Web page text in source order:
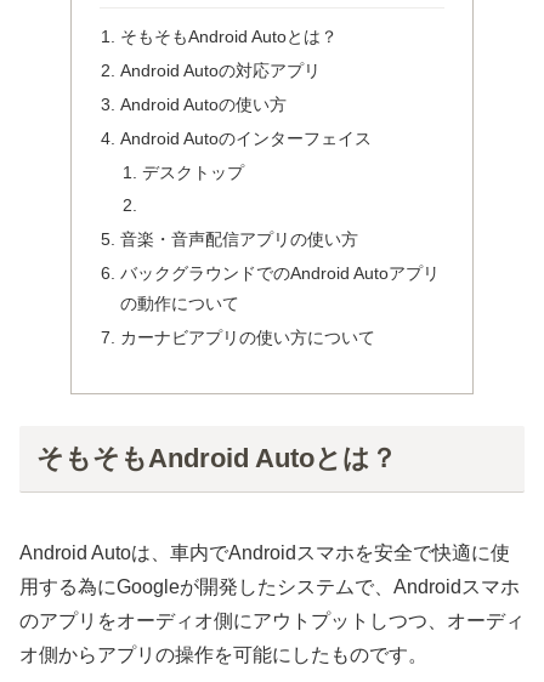
そもそもAndroid Autoとは？
Android Autoの対応アプリ
Android Autoの使い方
Android Autoのインターフェイス
デスクトップ
音楽・音声配信アプリの使い方
バックグラウンドでのAndroid Autoアプリ
の動作について
カーナビアプリの使い方について
そもそもAndroid Autoとは？
Android Autoは、車内でAndroidスマホを安全で快適に使
用する為にGoogleが開発したシステムで、Androidスマホ
のアプリをオーディオ側にアウトプットしつつ、オーディ
オ側からアプリの操作を可能にしたものです。